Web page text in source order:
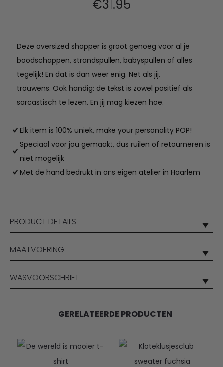
Deze oversized shopper is groot genoeg voor al je
boodschappen, strandspullen, babyspullen of alles
tegelijk! En dat is dan weer enig. Net als jij,
trouwens. Ook handig: de tekst is zowel positief als
sarcastisch te lezen. En jij mag kiezen hoe.
€31.95
Elk item is 100% uniek, make your personality POP!
Speciaal voor jou gemaakt, dus ruilen of retourneren is
niet mogelijk
Met de hand bedrukt in ons eigen atelier in Haarlem
PRODUCT DETAILS
MAATVOERING
WASVOORSCHRIFT
GERELATEERDE PRODUCTEN